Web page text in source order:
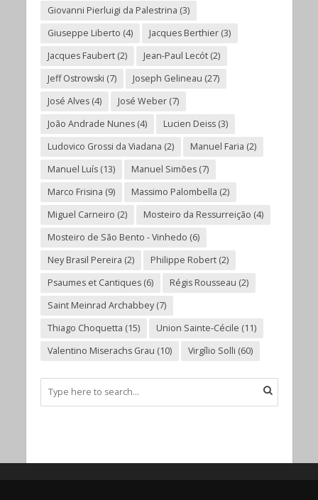
Giovanni Pierluigi da Palestrina (3)
Giuseppe Liberto (4) Jacques Berthier(3)
Jacques Faubert(2) Jean-Paul Lecót(2)
Jeff Ostrowski (7) Joseph Gelineau (27)
José Alves(4) José Weber(7)
João Andrade Nunes(4) Lucien Deiss(3)
Ludovico Grossi da Viadana (2) Manuel Faria (2)
Manuel Luís(13) Manuel Simões(7)
Marco Frisina (9) Massimo Palombella (2)
Miguel Carneiro (2) Mosteiro da Ressurreição (4)
Mosteiro de São Bento - Vinhedo (6)
Ney Brasil Pereira (2) Philippe Robert(2)
Psaumes et Cantiques(6) Régis Rousseau (2)
Saint Meinrad Archabbey(7)
Thiago Choquetta (15) Union Sainte-Cécile (11)
Valentino Miserachs Grau (10) Virgílio Solli (60)